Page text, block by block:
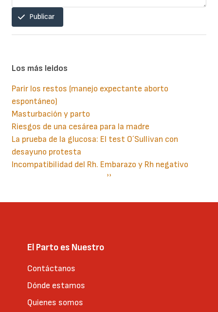
Publicar
Los más leidos
Parir los restos (manejo expectante aborto
espontáneo)
Masturbación y parto
Riesgos de una cesárea para la madre
La prueba de la glucosa: El test O´Sullivan con
desayuno protesta
Incompatibilidad del Rh. Embarazo y Rh negativo
Siguiente
››
El Parto es Nuestro
Contáctanos
Dónde estamos
Quienes somos